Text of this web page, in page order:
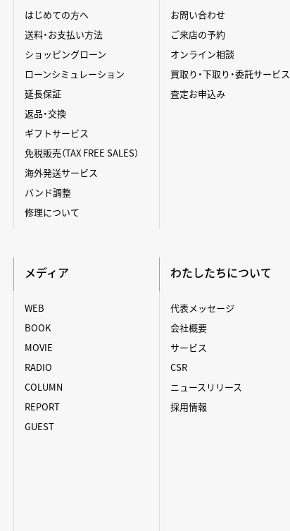
はじめての方へ
送料・お支払い方法
ショッピングローン
ローンシミュレーション
延長保証
返品・交換
ギフトサービス
免税販売（TAX FREE SALES）
海外発送サービス
バンド調整
修理について
お問い合わせ
ご来店の予約
オンライン相談
買取り・下取り・委託サービス
査定お申込み
メディア
WEB
BOOK
MOVIE
RADIO
COLUMN
REPORT
GUEST
わたしたちについて
代表メッセージ
会社概要
サービス
CSR
ニュースリリース
採用情報